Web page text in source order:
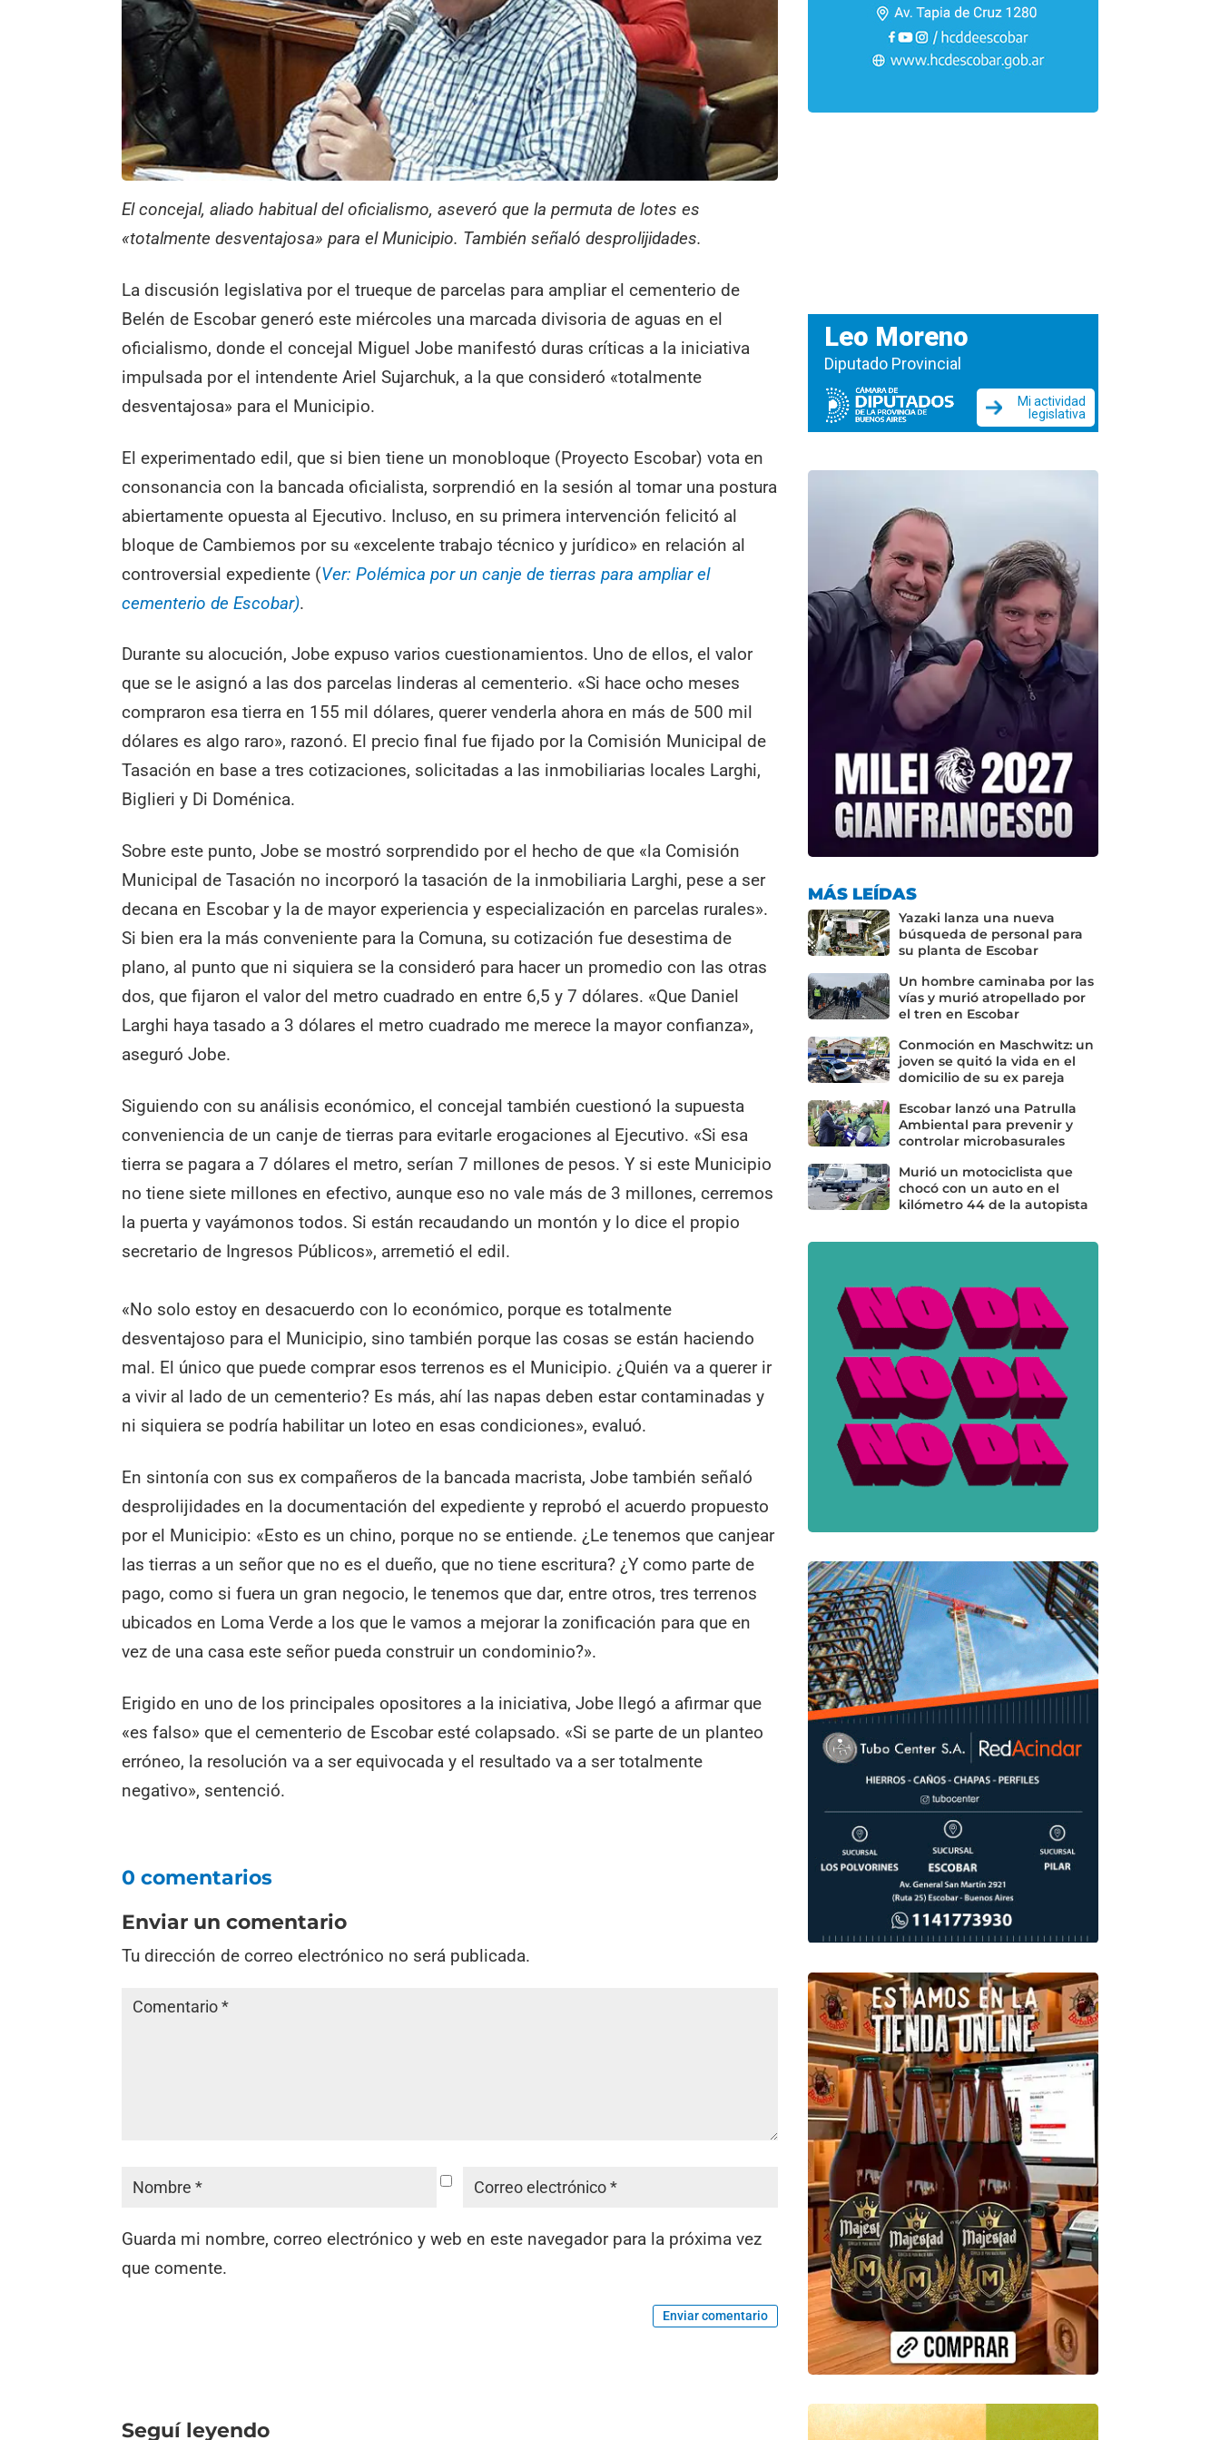
El concejal, aliado habitual del oficialismo, aseveró que la permuta de lotes es
«totalmente desventajosa» para el Municipio. También señaló desprolijidades.
La discusión legislativa por el trueque de parcelas para ampliar el cementerio de
Belén de Escobar generó este miércoles una marcada divisoria de aguas en el
oficialismo, donde el concejal Miguel Jobe manifestó duras críticas a la iniciativa
impulsada por el intendente Ariel Sujarchuk, a la que consideró «totalmente
desventajosa» para el Municipio.
El experimentado edil, que si bien tiene un monobloque (Proyecto Escobar) vota en
consonancia con la bancada oficialista, sorprendió en la sesión al tomar una postura
abiertamente opuesta al Ejecutivo. Incluso, en su primera intervención felicitó al
bloque de Cambiemos por su «excelente trabajo técnico y jurídico» en relación al
controversial expediente (Ver: Polémica por un canje de tierras para ampliar el
cementerio de Escobar).
Durante su alocución, Jobe expuso varios cuestionamientos. Uno de ellos, el valor
que se le asignó a las dos parcelas linderas al cementerio. «Si hace ocho meses
compraron esa tierra en 155 mil dólares, querer venderla ahora en más de 500 mil
dólares es algo raro», razonó. El precio final fue fijado por la Comisión Municipal de
Tasación en base a tres cotizaciones, solicitadas a las inmobiliarias locales Larghi,
Biglieri y Di Doménica.
Sobre este punto, Jobe se mostró sorprendido por el hecho de que «la Comisión
Municipal de Tasación no incorporó la tasación de la inmobiliaria Larghi, pese a ser
decana en Escobar y la de mayor experiencia y especialización en parcelas rurales».
Si bien era la más conveniente para la Comuna, su cotización fue desestima de
plano, al punto que ni siquiera se la consideró para hacer un promedio con las otras
dos, que fijaron el valor del metro cuadrado en entre 6,5 y 7 dólares. «Que Daniel
Larghi haya tasado a 3 dólares el metro cuadrado me merece la mayor confianza»,
aseguró Jobe.
Siguiendo con su análisis económico, el concejal también cuestionó la supuesta
conveniencia de un canje de tierras para evitarle erogaciones al Ejecutivo. «Si esa
tierra se pagara a 7 dólares el metro, serían 7 millones de pesos. Y si este Municipio
no tiene siete millones en efectivo, aunque eso no vale más de 3 millones, cerremos
la puerta y vayámonos todos. Si están recaudando un montón y lo dice el propio
secretario de Ingresos Públicos», arremetió el edil.
«No solo estoy en desacuerdo con lo económico, porque es totalmente
desventajoso para el Municipio, sino también porque las cosas se están haciendo
mal. El único que puede comprar esos terrenos es el Municipio. ¿Quién va a querer ir
a vivir al lado de un cementerio? Es más, ahí las napas deben estar contaminadas y
ni siquiera se podría habilitar un loteo en esas condiciones», evaluó.
En sintonía con sus ex compañeros de la bancada macrista, Jobe también señaló
desprolijidades en la documentación del expediente y reprobó el acuerdo propuesto
por el Municipio: «Esto es un chino, porque no se entiende. ¿Le tenemos que canjear
las tierras a un señor que no es el dueño, que no tiene escritura? ¿Y como parte de
pago, como si fuera un gran negocio, le tenemos que dar, entre otros, tres terrenos
ubicados en Loma Verde a los que le vamos a mejorar la zonificación para que en
vez de una casa este señor pueda construir un condominio?».
Erigido en uno de los principales opositores a la iniciativa, Jobe llegó a afirmar que
«es falso» que el cementerio de Escobar esté colapsado. «Si se parte de un planteo
erróneo, la resolución va a ser equivocada y el resultado va a ser totalmente
negativo», sentenció.
0 comentarios
Enviar un comentario
Tu dirección de correo electrónico no será publicada.
Guarda mi nombre, correo electrónico y web en este navegador para la próxima vez
que comente.
Enviar comentario
Seguí leyendo
MÁS LEÍDAS
Yazaki lanza una nueva
búsqueda de personal para
su planta de Escobar
Un hombre caminaba por las
vías y murió atropellado por
el tren en Escobar
Conmoción en Maschwitz: un
joven se quitó la vida en el
domicilio de su ex pareja
Escobar lanzó una Patrulla
Ambiental para prevenir y
controlar microbasurales
Murió un motociclista que
chocó con un auto en el
kilómetro 44 de la autopista